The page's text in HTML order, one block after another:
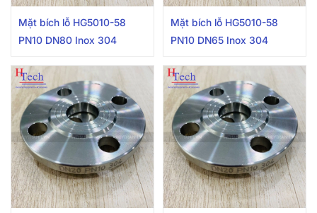
Mặt bích lỗ HG5010-58
PN10 DN80 Inox 304
Mặt bích lỗ HG5010-58
PN10 DN65 Inox 304